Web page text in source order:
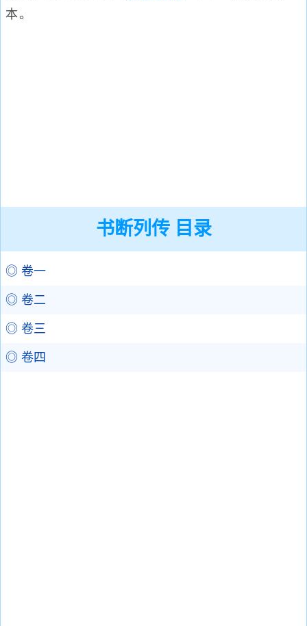
本。
书断列传 目录
◎ 卷一
◎ 卷二
◎ 卷三
◎ 卷四